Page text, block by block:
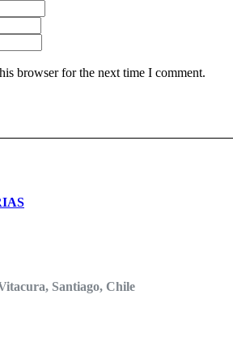
browser for the next time I comment.
Santiago, Chile